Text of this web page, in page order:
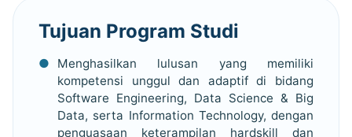
Tujuan Program Studi
Menghasilkan lulusan yang memiliki
kompetensi unggul dan adaptif di bidang
Software Engineering, Data Science & Big
Data, serta Information Technology, dengan
penguasaan keterampilan hardskill dan